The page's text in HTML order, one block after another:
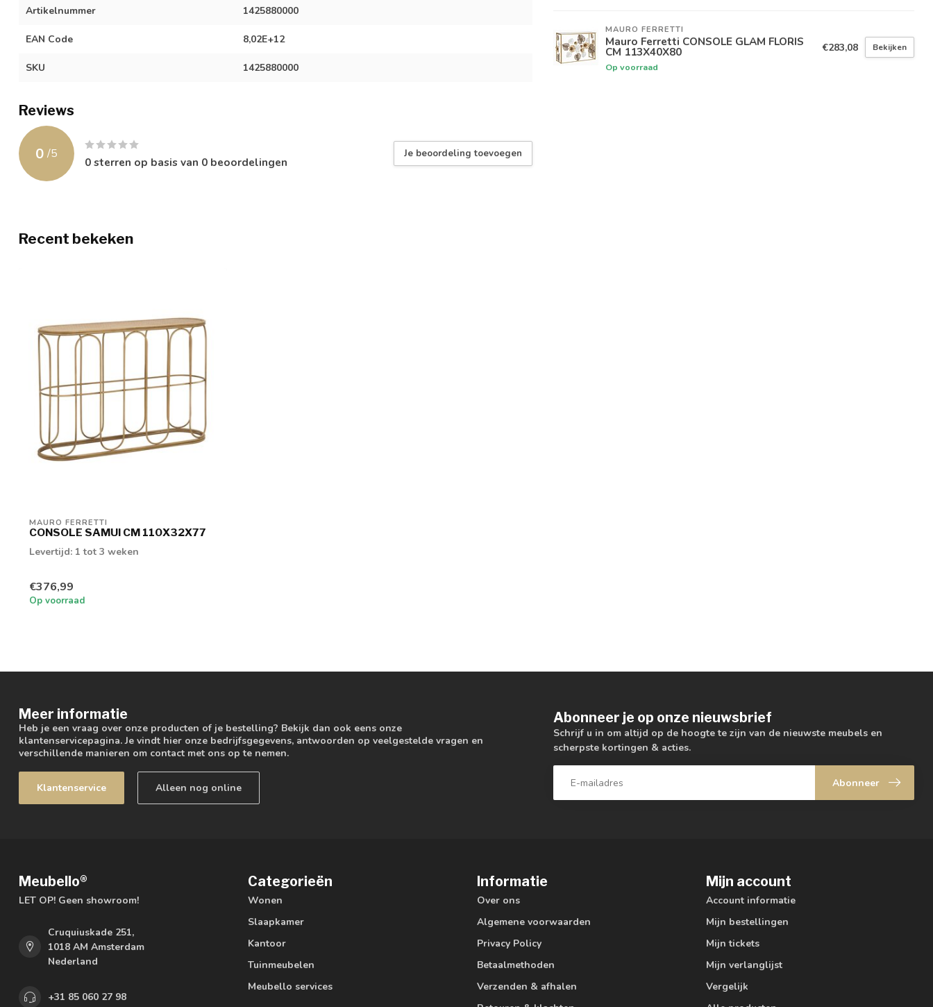
Artikelnummer 1425880000
EAN Code 8,02E+12
SKU 1425880000
Reviews
0 /5
0sterren op basis van 0 beoordelingen
Je beoordeling toevoegen
MAURO FERRETTI
Mauro Ferretti CONSOLE GLAM FLORIS
CM 113X40X80
Op voorraad
€283,08 Bekijken
Recent bekeken
MAURO FERRETTI
CONSOLE SAMUI CM 110X32X77
Levertijd: 1 tot 3 weken
€376,99
Op voorraad
Meer informatie
Heb je een vraag over onze producten of je bestelling? Bekijk dan ook eens onze
klantenservicepagina. Je vindt hier onze bedrijfsgegevens, antwoorden op veelgestelde vragen en
verschillende manieren om contact met ons op te nemen.
Klantenservice Alleen nog online
Abonneer je op onze nieuwsbrief
Schrijf u in om altijd op de hoogte te zijn van de nieuwste meubels en
scherpste kortingen & acties.
Abonneer
Meubello®
LET OP! Geen showroom!
Cruquiuskade 251,
1018 AM Amsterdam
Nederland
+31 85 060 27 98
Categorieën
Wonen
Slaapkamer
Kantoor
Tuinmeubelen
Meubello services
Informatie
Over ons
Algemene voorwaarden
Privacy Policy
Betaalmethoden
Verzenden & afhalen
Mijn account
Account informatie
Mijn bestellingen
Mijn tickets
Mijn verlanglijst
Vergelijk